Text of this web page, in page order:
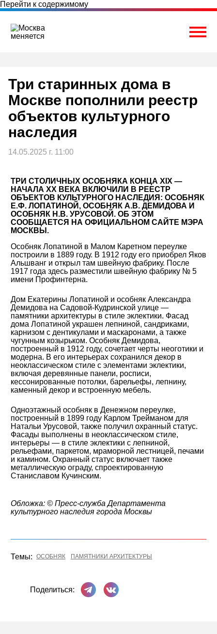
Перейти к содержимому
Три старинных дома в
Москве пополнили реестр
объектов культурного
наследия
14.05.2025 г. 11:00
ТРИ СТОЛИЧНЫХ ОСОБНЯКА КОНЦА XIX —
НАЧАЛА XX ВЕКА ВКЛЮЧИЛИ В РЕЕСТР
ОБЪЕКТОВ КУЛЬТУРНОГО НАСЛЕДИЯ: ОСОБНЯК
Е.Ф. ЛОПАТИНОЙ, ОСОБНЯК А.В. ДЕМИДОВА И
ОСОБНЯК Н.В. УРУСОВОЙ. ОБ ЭТОМ
СООБЩАЕТСЯ НА ОФИЦИАЛЬНОМ САЙТЕ МЭРА
МОСКВЫ.
Особняк Лопатиной в Малом Каретном переулке
построили в 1889 году. В 1912 году его приобрел Яков
Альшванг и открыл там швейную фабрику. После
1917 года здесь разместили швейную фабрику № 5
имени Профинтерна.
Дом Екатерины Лопатиной и особняк Александра
Демидова на Садовой-Кудринской улице —
памятники архитектуры в стиле эклектики. Фасад
дома Лопатиной украшен лепниной, сандриками,
карнизом с дентикулами и маскаронами, а также
чугунным козырьком. Особняк Демидова,
построенный в 1912 году, сочетает черты неоготики и
модерна. В его интерьерах сохранился декор в
неоклассическом стиле с элементами эклектики,
включая деревянные панели, росписи,
кессонированные потолки, барельефы, лепнину,
каменный декор и встроенную мебель.
Одноэтажный особняк в Денежном переулке,
построенный в 1899 году Карлом Трейманом для
Натальи Урусовой, также получил охранный статус.
Фасады выполнены в неоклассическом стиле,
интерьеры — в стиле эклектики с лепниной,
рельефами, паркетом, мраморной лестницей, печами
и камином. Охранный статус включает также
металлическую ограду, спроектированную
Станиславом Кучинским.
Обложка: © Пресс-служба Департамента
культурного наследия города Москвы
Темы: ОСОБНЯК ПАМЯТНИКИ АРХИТЕКТУРЫ
Поделиться:
Поделиться в Телеграме
Поделиться ВКонтакте